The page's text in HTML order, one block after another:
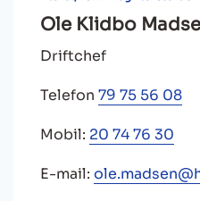
Ole Klidbo
Driftchef
Telefon 79 75 56 08
Mobil: 20 74 76 30
E-mail: